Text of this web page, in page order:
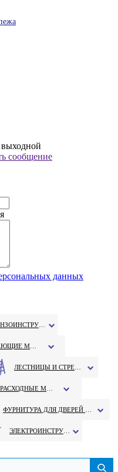
выходной
сообщение
данных